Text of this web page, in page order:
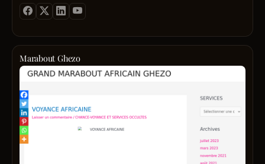
Marabout Ghezo